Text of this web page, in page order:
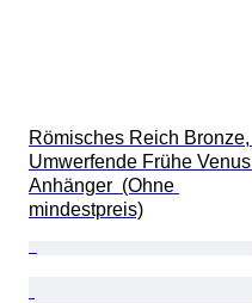
Römisches Reich Bronze,
Umwerfende Frühe Venus
Anhänger  (Ohne
mindestpreis)